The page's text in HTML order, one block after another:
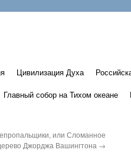
Цивилизация Духа
Главный собор на Тихом океане
или Сломанное
Джорджа Вашингтона →